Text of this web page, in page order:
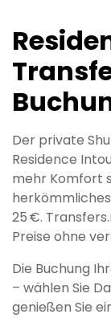
Der private
Residence
mehr Komfort
25 €.
Preise ohne
Die Buchung
– wählen Sie
genießen Sie